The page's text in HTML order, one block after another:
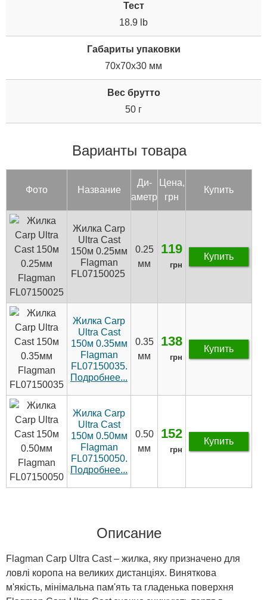
Тест
18.9 lb
Габариты упаковки
70x70x30 мм
Вес брутто
50 г
Варианты товара
Фото Название
Ди­
аметр
Цена,
грн
Купить
Жилка Carp
Ultra Cast
150м 0.25мм
Flagman
FL07150025
0.25
мм
119
грн
Купить
Жилка Carp
Ultra Cast
150м 0.35мм
Flagman
FL07150035.
Подробнее...
0.35
мм
138
грн
Купить
Жилка Carp
Ultra Cast
150м 0.50мм
Flagman
FL07150050.
Подробнее...
0.50
мм
152
грн
Купить
Описание
Flagman Carp Ultra Cast – жилка, яку призначено для
ловлі коропа на великих дистанціях. Виняткова
м'якість, мінімальна пам'ять та гладенька поверхня